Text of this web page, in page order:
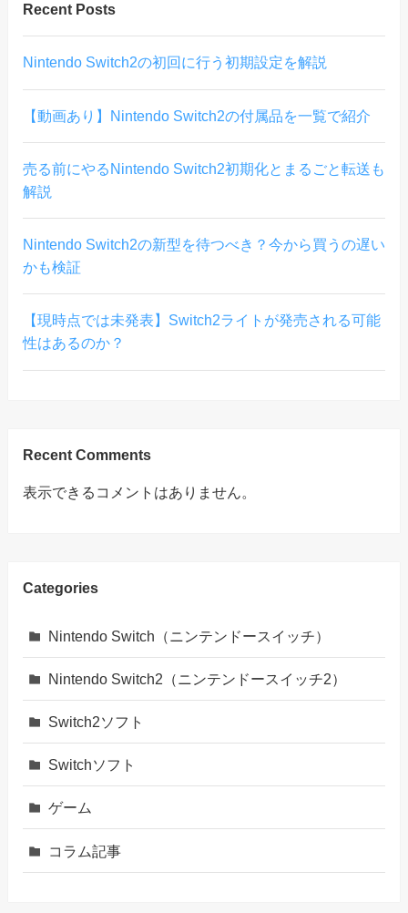
Recent Posts
Nintendo Switch2の初回に行う初期設定を解説
【動画あり】Nintendo Switch2の付属品を一覧で紹介
売る前にやるNintendo Switch2初期化とまるごと転送も
解説
Nintendo Switch2の新型を待つべき？今から買うの遅い
かも検証
【現時点では未発表】Switch2ライトが発売される可能
性はあるのか？
Recent Comments
表示できるコメントはありません。
Categories
Nintendo Switch（ニンテンドースイッチ）
Nintendo Switch2（ニンテンドースイッチ2）
Switch2ソフト
Switchソフト
ゲーム
コラム記事